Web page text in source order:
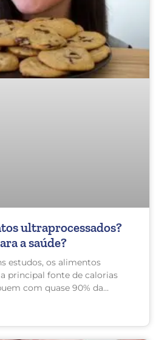
ultraprocessados?
a saúde?
estudos, os alimentos
principal fonte de calorias
com quase 90% da
do organismo, piorando os
e intestino irritável.